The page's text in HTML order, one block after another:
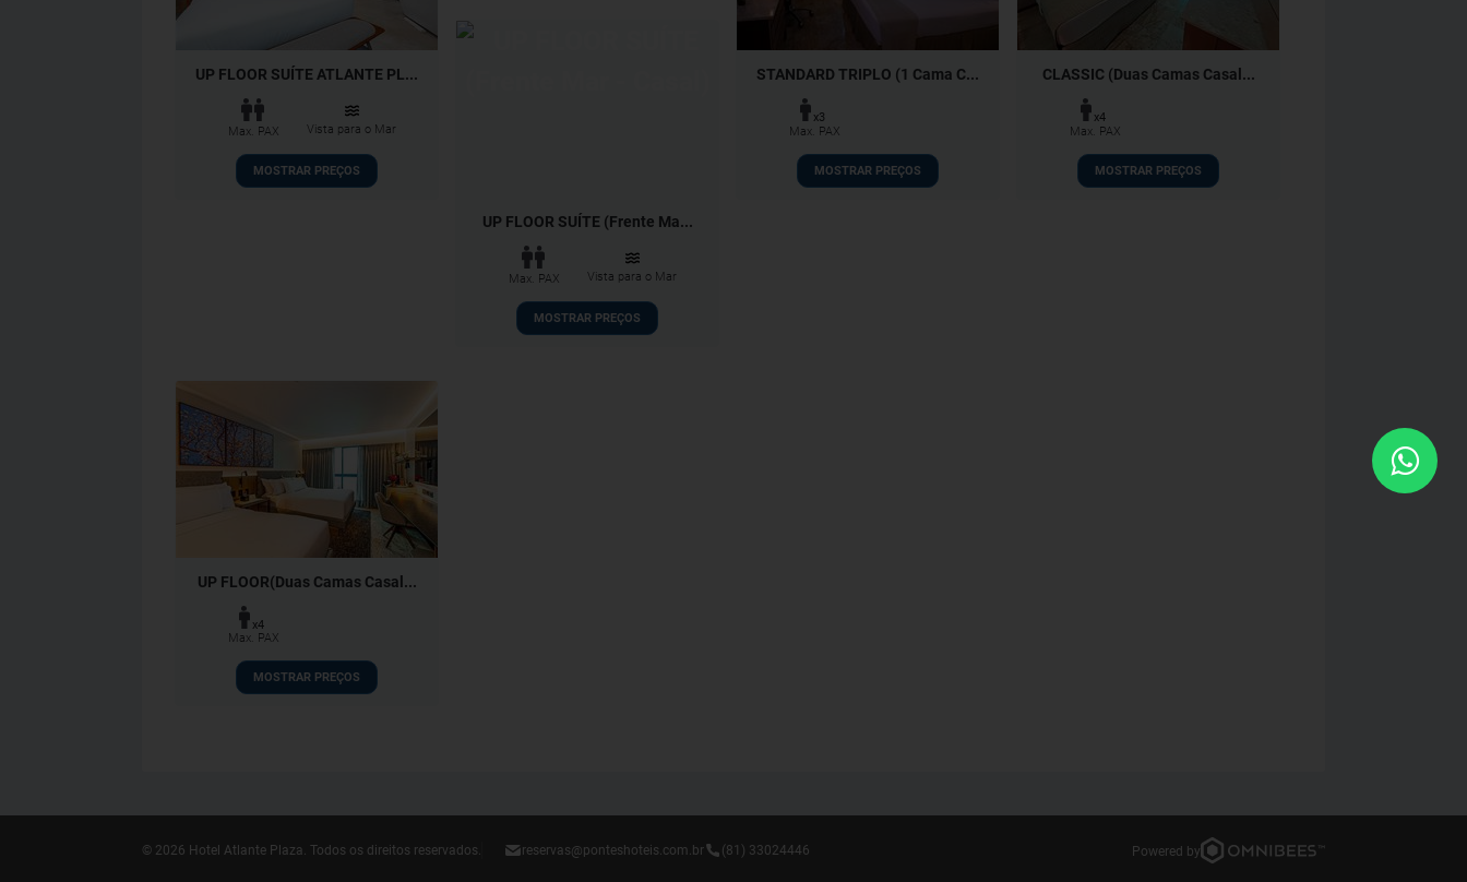
UP FLOOR SUÍTE ATLANTE PL...
Max. PAX Vista para o Mar
MOSTRAR PREÇOS
UP FLOOR SUÍTE (Frente Ma...
Max. PAX Vista para o Mar
MOSTRAR PREÇOS
STANDARD TRIPLO (1 Cama C...
x3
Max. PAX
MOSTRAR PREÇOS
CLASSIC (Duas Camas Casal...
x4
Max. PAX
MOSTRAR PREÇOS
UP FLOOR(Duas Camas Casal...
x4
Max. PAX
MOSTRAR PREÇOS
reservas@ponteshoteis.com.br (81) 33024446
© 2026 Hotel Atlante Plaza. Todos os direitos reservados. Powered by